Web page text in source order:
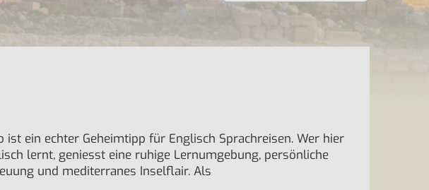
ist ein echter Geheimtipp für Englisch Sprachreisen. Wer hier
lernt, geniesst eine ruhige Lernumgebung, persönliche
und mediterranes Inselflair. Als